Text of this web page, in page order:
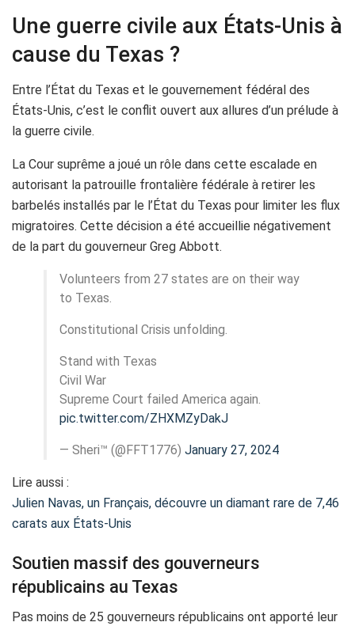
Une guerre civile aux États-Unis à
cause du Texas ?
Entre l’État du Texas et le gouvernement fédéral des
États-Unis, c’est le conflit ouvert aux allures d’un prélude à
la guerre civile.
La Cour suprême a joué un rôle dans cette escalade en
autorisant la patrouille frontalière fédérale à retirer les
barbelés installés par le l’État du Texas pour limiter les flux
migratoires. Cette décision a été accueillie négativement
de la part du gouverneur Greg Abbott.
Volunteers from 27 states are on their way
to Texas.
Constitutional Crisis unfolding.
Stand with Texas
Civil War
Supreme Court failed America again.
pic.twitter.com/ZHXMZyDakJ
— Sheri™ (@FFT1776) January 27, 2024
Lire aussi :
Julien Navas, un Français, découvre un diamant rare de 7,46
carats aux États-Unis
Soutien massif des gouverneurs
républicains au Texas
Pas moins de 25 gouverneurs républicains ont apporté leur